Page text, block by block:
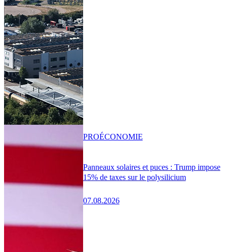
Panneaux solaires et puces : Trump impose
15% de taxes sur le polysilicium
07.08.2026
PROÉCONOMIE